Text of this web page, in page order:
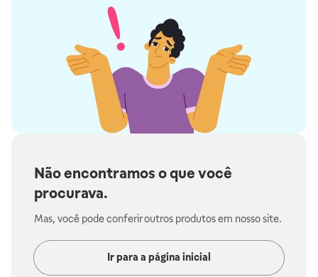
Não encontramos o que você
procurava.
Mas, você pode conferir outros produtos em nosso site.
Ir para a página inicial